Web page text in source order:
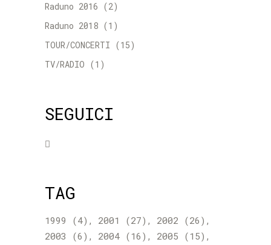
Raduno 2016 (2)
Raduno 2018 (1)
TOUR/CONCERTI (15)
TV/RADIO (1)
SEGUICI
TAG
1999 (4) 2001 (27) 2002 (26)
2003 (6) 2004 (16) 2005 (15)